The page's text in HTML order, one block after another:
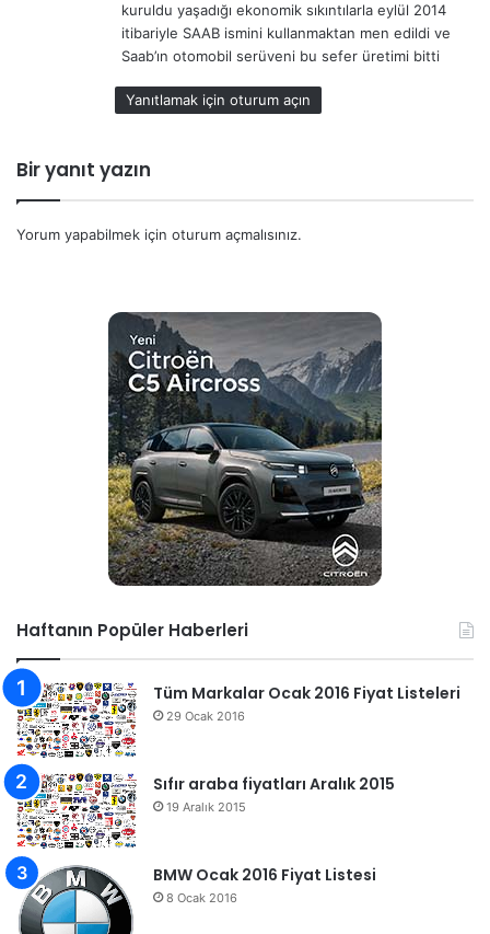
kuruldu yaşadığı ekonomik sıkıntılarla eylül 2014
itibariyle SAAB ismini kullanmaktan men edildi ve
Saab’ın otomobil serüveni bu sefer üretimi bitti
Yanıtlamak için oturum açın
Bir yanıt yazın
Yorum yapabilmek için oturum açmalısınız.
Haftanın Popüler Haberleri
Tüm Markalar Ocak 2016 Fiyat Listeleri
29 Ocak 2016
Sıfır araba fiyatları Aralık 2015
19 Aralık 2015
BMW Ocak 2016 Fiyat Listesi
8 Ocak 2016